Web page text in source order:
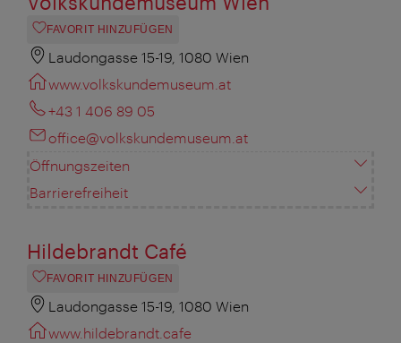
FAVORIT HINZUFÜGEN
Laudongasse 15-19, 1080 Wien
www.volkskundemuseum.at
+43 1 406 89 05
office@volkskundemuseum.at
Öffnungszeiten
Barrierefreiheit
Hildebrandt Café
FAVORIT HINZUFÜGEN
Laudongasse 15-19, 1080 Wien
www.hildebrandt.cafe